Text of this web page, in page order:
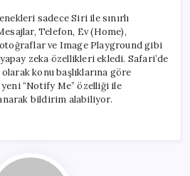
sadece Siri ile sınırlı
Telefon, Ev (Home),
ve Image Playground gibi
zeka özellikleri ekledi. Safari’de
konu başlıklarına göre
“Notify Me” özelliği ile
bildirim alabiliyor.